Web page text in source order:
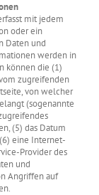
mit jedem
oder ein
Daten und
werden in
können die (1)
zugreifenden
von welcher
(sogenannte
(5) das Datum
eine Internet-
Provider des
und
Angriffen auf